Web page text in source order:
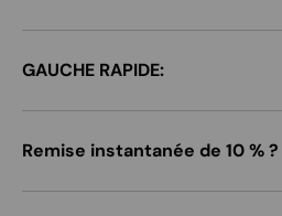
GAUCHE RAPIDE:
Remise instantanée de 10 % ?